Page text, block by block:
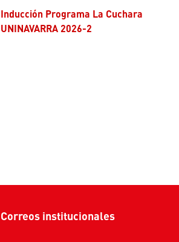
Inducción Programa La Cuchara
UNINAVARRA 2026-2
Correos institucionales